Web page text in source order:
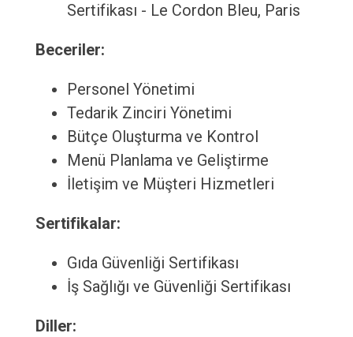
Sertifikası - Le Cordon Bleu, Paris
Beceriler:
Personel Yönetimi
Tedarik Zinciri Yönetimi
Bütçe Oluşturma ve Kontrol
Menü Planlama ve Geliştirme
İletişim ve Müşteri Hizmetleri
Sertifikalar:
Gıda Güvenliği Sertifikası
İş Sağlığı ve Güvenliği Sertifikası
Diller: